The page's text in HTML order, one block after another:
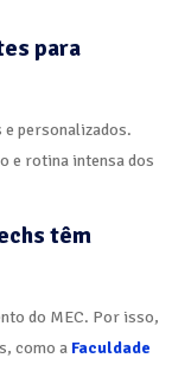
para
personalizados.
e rotina intensa dos
têm
do MEC. Por isso,
como a Faculdade